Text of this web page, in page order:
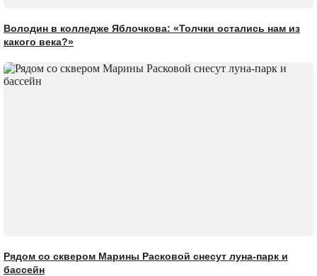
Володин в колледже Яблочкова: «Толчки остались нам из
какого века?»
Рядом со сквером Марины Расковой снесут луна-парк и
бассейн